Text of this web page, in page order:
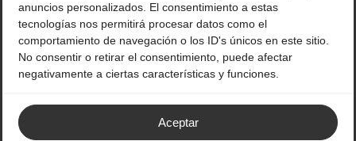
anuncios personalizados. El consentimiento a estas
tecnologías nos permitirá procesar datos como el
comportamiento de navegación o los ID's únicos en este sitio.
No consentir o retirar el consentimiento, puede afectar
negativamente a ciertas características y funciones.
Aceptar